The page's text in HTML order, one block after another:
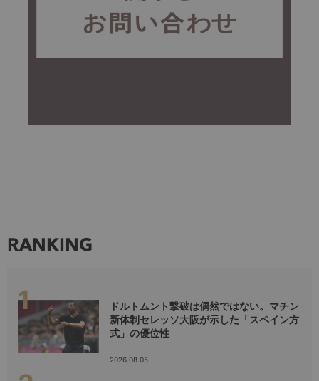
RANKING
ドルトムント撃破は偶然ではない。マチン
新体制セレッソ大阪が示した「スペイン方
式」の優位性
2026.08.05